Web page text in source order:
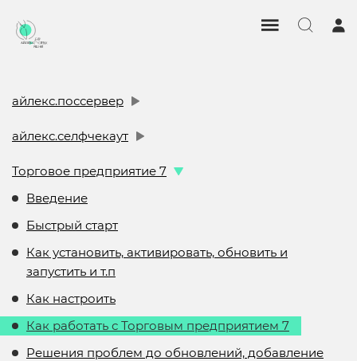
айлекс.поссервер
айлекс.селфчекаут
Торговое предприятие 7
Введение
Быстрый старт
Как установить, активировать, обновить и
запустить и т.п
Как настроить
Как работать с Торговым предприятием 7
Решения проблем до обновлений, добавление